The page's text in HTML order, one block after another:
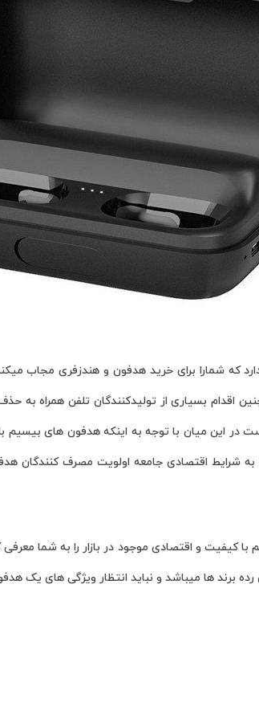
که شمارا برای خرید هدفون و هندزفری مجاب
میان با توجه به اینکه هدفون های بیسیم
شرایط اقتصادی جامعه اولویت مصرف کنندگان
هندزفری های بیسیم با کیفیت و اقتصادی موجود در بازار
برند ها میباشد و نباید انتظار ویژگی های یک